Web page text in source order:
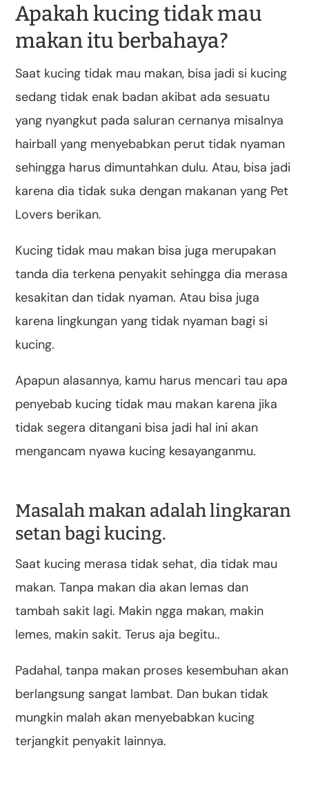
Apakah kucing tidak mau
makan itu berbahaya?
Saat kucing tidak mau makan, bisa jadi si kucing
sedang tidak enak badan akibat ada sesuatu
yang nyangkut pada saluran cernanya misalnya
hairball yang menyebabkan perut tidak nyaman
sehingga harus dimuntahkan dulu. Atau, bisa jadi
karena dia tidak suka dengan makanan yang Pet
Lovers berikan.
Kucing tidak mau makan bisa juga merupakan
tanda dia terkena penyakit sehingga dia merasa
kesakitan dan tidak nyaman. Atau bisa juga
karena lingkungan yang tidak nyaman bagi si
kucing.
Apapun alasannya, kamu harus mencari tau apa
penyebab kucing tidak mau makan karena jika
tidak segera ditangani bisa jadi hal ini akan
mengancam nyawa kucing kesayanganmu.
Masalah makan adalah lingkaran
setan bagi kucing.
Saat kucing merasa tidak sehat, dia tidak mau
makan. Tanpa makan dia akan lemas dan
tambah sakit lagi. Makin ngga makan, makin
lemes, makin sakit. Terus aja begitu..
Padahal, tanpa makan proses kesembuhan akan
berlangsung sangat lambat. Dan bukan tidak
mungkin malah akan menyebabkan kucing
terjangkit penyakit lainnya.